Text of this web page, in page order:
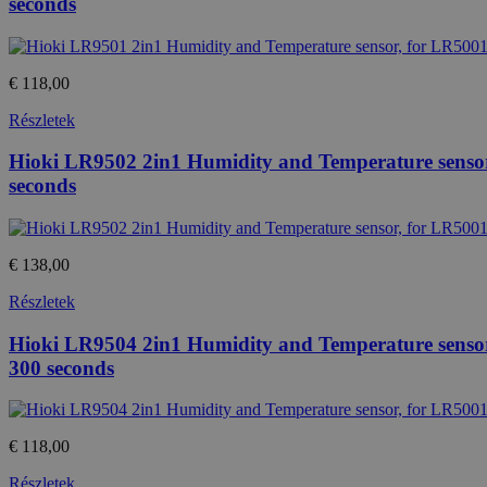
€ 118,00
Részletek
Hioki LR9502 2in1 Humidity and Temperature
seconds
€ 138,00
Részletek
Hioki LR9504 2in1 Humidity and Temperature
300 seconds
€ 118,00
Az elengedhetetlenül
Név
/
Google
LLC
temp_cookie
u_cookie